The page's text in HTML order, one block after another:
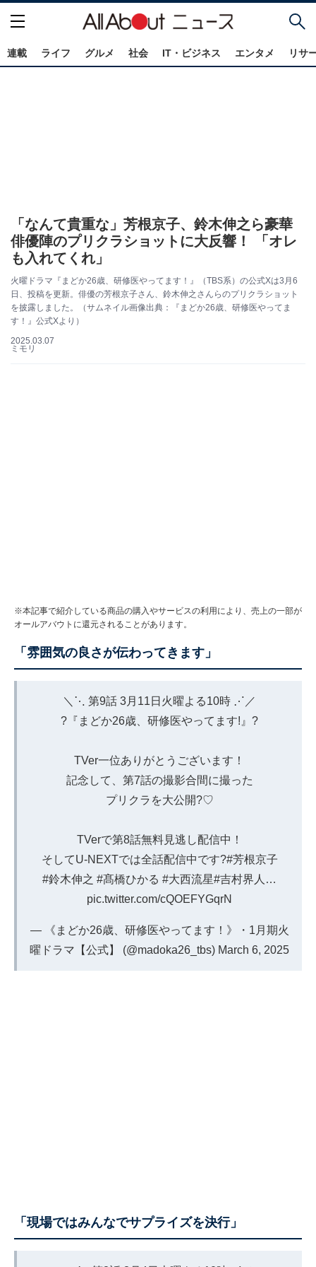
連載 ライフ グルメ 社会 IT・ビジネス エンタメ リサ
「なんて貴重な」芳根京子、鈴木伸之ら豪華
俳優陣のプリクラショットに大反響！ 「オレ
も入れてくれ」
火曜ドラマ『まどか26歳、研修医やってます！』（TBS系）の公式Xは3月6
日、投稿を更新。俳優の芳根京子さん、鈴木伸之さんらのプリクラショット
を披露しました。（サムネイル画像出典：『まどか26歳、研修医やってま
す！』公式Xより）
2025.03.07
ミモリ
※本記事で紹介している商品の購入やサービスの利用により、売上の一部が
オールアバウトに還元されることがあります。
「雰囲気の良さが伝わってきます」
＼⋱ 第9話 3月11日火曜よる10時 ⋰／
?『まどか26歳、研修医やってます!』?
TVer一位ありがとうございます！
記念して、第7話の撮影合間に撮った
プリクラを大公開?♡
TVerで第8話無料見逃し配信中！
そしてU-NEXTでは全話配信中です?#芳根京子
#鈴木伸之 #髙橋ひかる #大西流星#吉村界人 …
pic.twitter.com/cQOEFYGqrN
— 《まどか26歳、研修医やってます！》︎・1月期火
曜ドラマ【公式】 (@madoka26_tbs) March 6, 2025
「現場ではみんなでサプライズを決行」